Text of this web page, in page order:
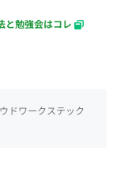
と勉強会はコレ
ドワークステック